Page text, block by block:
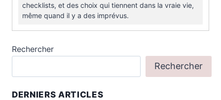
checklists, et des choix qui tiennent dans la vraie vie,
même quand il y a des imprévus.
Rechercher
Rechercher
DERNIERS ARTICLES